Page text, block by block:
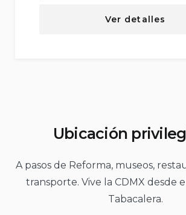
Ver detalles
Ubicación
A pasos de Reforma, museos,
transporte. Vive la CDMX desde
Tabacalera.